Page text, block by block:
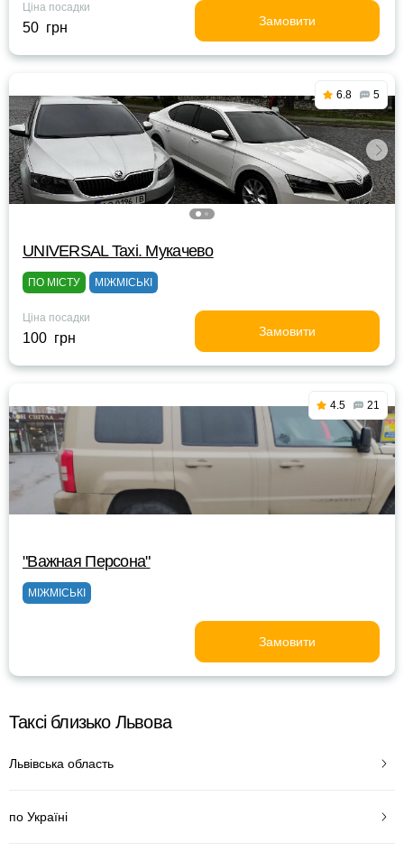
Ціна посадки
50 грн Замовити
6.8 5
UNIVERSAL Taxi. Мукачево
ПО МІСТУ МІЖМІСЬКІ
Ціна посадки
100 грн Замовити
4.5 21
"Важная Персона"
МІЖМІСЬКІ
Замовити
Таксі близько Львова
Львівська область
по Україні